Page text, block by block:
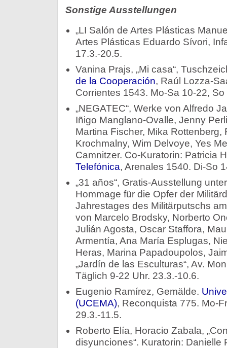
Sonstige Ausstellungen
„LI Salón de Artes Plásticas
Artes Plásticas Eduardo Sívori,
17.3.-20.5.
Vanina Prajs, „Mi casa“,
de la Cooperación, Raúl Lozza-
Corrientes 1543. Mo-Sa 10-22,
„NEGATEC“, Werke von Alfredo
Iñigo Manglano-Ovalle, Jenny
Martina Fischer, Mika Rottenberg,
Krochmalny, Wim Delvoye, Yes
Camnitzer. Co-Kuratorin: Patricia
Telefónica, Arenales 1540. Di-So
„31 años“, Gratis-Ausstellung
Hommage für die Opfer der
Jahrestages des Militärputschs
von Marcelo Brodsky, Norberto
Julián Agosta, Oscar Staffora,
Armentía, Ana María Esplugas,
Heras, Marina Papadoupolos,
„Jardín de las Esculturas“, Av.
Täglich 9-22 Uhr. 23.3.-10.6.
Eugenio Ramírez, Gemälde.
(UCEMA), Reconquista 775. Mo-
29.3.-11.5.
Roberto Elía, Horacio Zabala,
disyunciones“. Kuratorin: Danielle